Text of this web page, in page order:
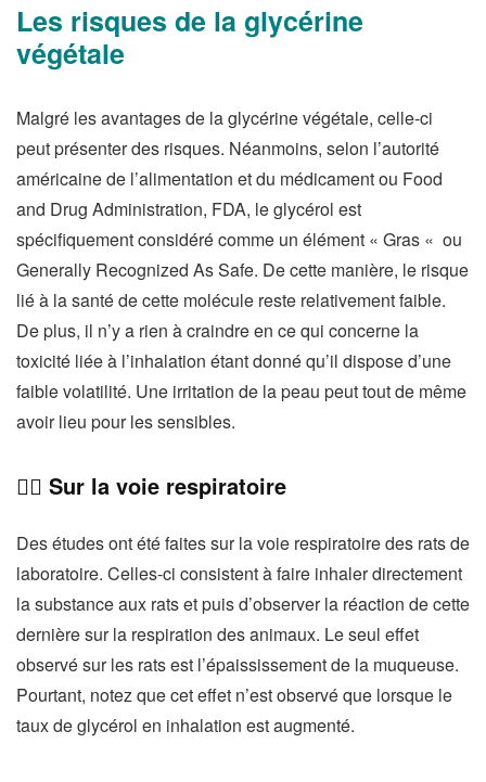
Les risques de la glycérine
végétale
Malgré les avantages de la glycérine végétale, celle-ci
peut présenter des risques. Néanmoins, selon l’autorité
américaine de l’alimentation et du médicament ou Food
and Drug Administration, FDA, le glycérol est
spécifiquement considéré comme un élément « Gras « ou
Generally Recognized As Safe. De cette manière, le risque
lié à la santé de cette molécule reste relativement faible.
De plus, il n’y a rien à craindre en ce qui concerne la
toxicité liée à l’inhalation étant donné qu’il dispose d’une
faible volatilité. Une irritation de la peau peut tout de même
avoir lieu pour les sensibles.
👉🏻 Sur la voie respiratoire
Des études ont été faites sur la voie respiratoire des rats de
laboratoire. Celles-ci consistent à faire inhaler directement
la substance aux rats et puis d’observer la réaction de cette
dernière sur la respiration des animaux. Le seul effet
observé sur les rats est l’épaississement de la muqueuse.
Pourtant, notez que cet effet n’est observé que lorsque le
taux de glycérol en inhalation est augmenté.